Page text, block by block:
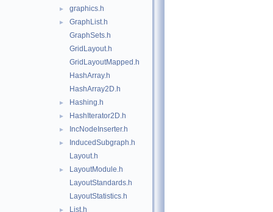
► graphics.h
►
GraphList.h
GraphSets.h
GridLayout.h
GridLayoutMapped.h
HashArray.h
HashArray2D.h
► Hashing.h
► HashIterator2D.h
► IncNodeInserter.h
►
InducedSubgraph.h
Layout.h
►
LayoutModule.h
LayoutStandards.h
LayoutStatistics.h
► List.h